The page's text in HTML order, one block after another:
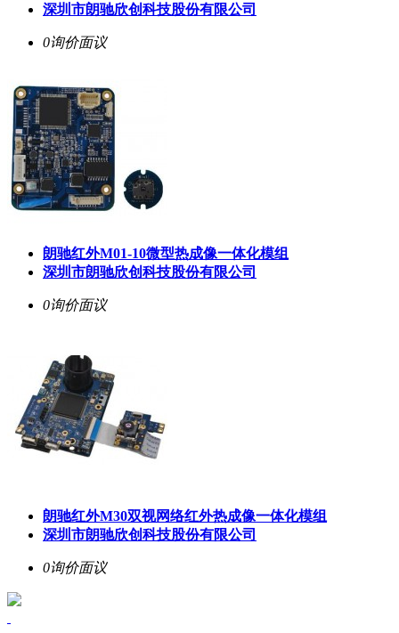
深圳市朗驰欣创科技股份有限公司
0询价面议
朗驰红外M01-10微型热成像一体化模组
深圳市朗驰欣创科技股份有限公司
0询价面议
朗驰红外M30双视网络红外热成像一体化模组
深圳市朗驰欣创科技股份有限公司
0询价面议